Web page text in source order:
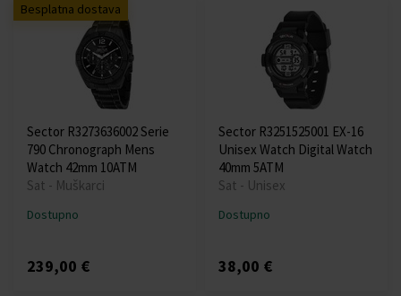
Besplatna dostava
Sector R3273636002 Serie
790 Chronograph Mens
Watch 42mm 10ATM
Sat - Muškarci
Dostupno
239,00 €
Sector R3251525001 EX-16
Unisex Watch Digital Watch
40mm 5ATM
Sat - Unisex
Dostupno
38,00 €